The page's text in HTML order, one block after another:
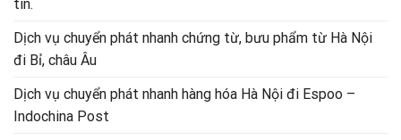
tín.
Dịch vụ chuyển phát nhanh chứng từ, bưu phẩm từ Hà Nội
đi Bỉ, châu Âu
Dịch vụ chuyển phát nhanh hàng hóa Hà Nội đi Espoo –
Indochina Post